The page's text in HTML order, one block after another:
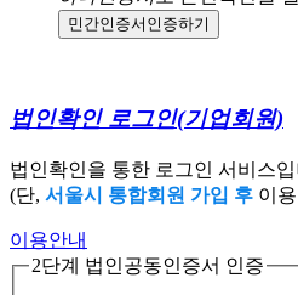
민간인증서 인증하기
법인확인 로그인(기업회원)
법인확인을 통한 로그인 서비스
(단, 서울시 통합회원 가입 후 이
이용안내
2단계 법인공동인증서 인증